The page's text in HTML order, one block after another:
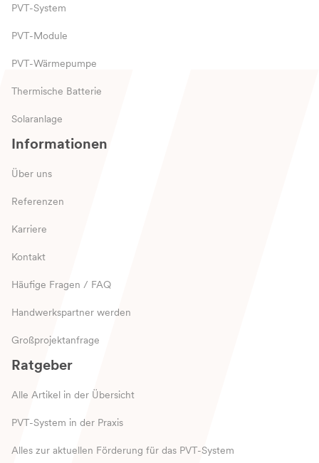
PVT-System
PVT-Module
PVT-Wärmepumpe
Thermische Batterie
Solaranlage
Informationen
Über uns
Referenzen
Karriere
Kontakt
Häufige Fragen / FAQ
Handwerkspartner werden
Großprojektanfrage
Ratgeber
Alle Artikel in der Übersicht
PVT-System in der Praxis
Alles zur aktuellen Förderung für das PVT-System